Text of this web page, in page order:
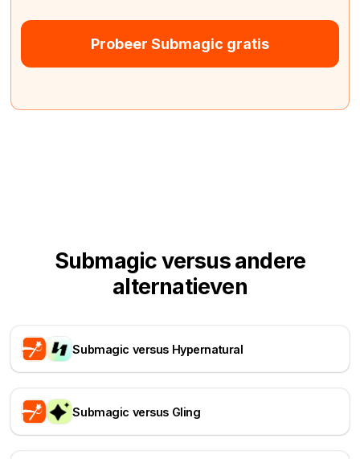
Probeer Submagic gratis
Submagic versus andere
alternatieven
Submagic versus Hypernatural
Submagic versus Gling